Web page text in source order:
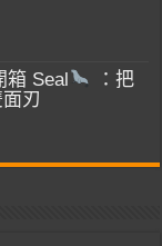
箱 Seal
：把
刃